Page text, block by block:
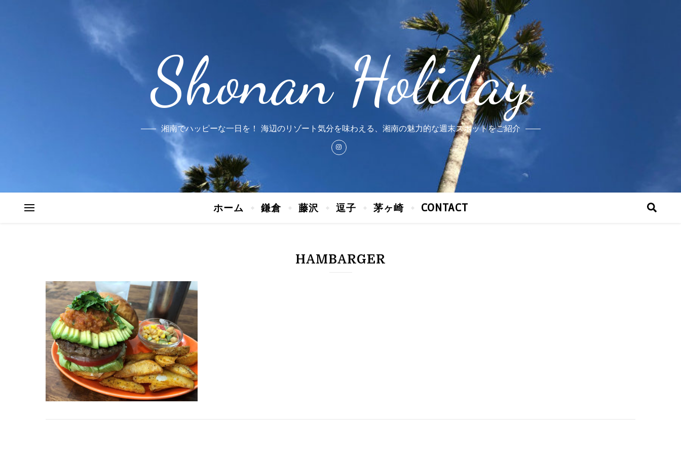
Shonan Holiday
湘南でハッピーな一日を！ 海辺のリゾート気分を味わえる、湘南の魅力的な週末スポットをご紹介
ホーム 鎌倉 藤沢 逗子 茅ヶ崎 CONTACT
HAMBARGER